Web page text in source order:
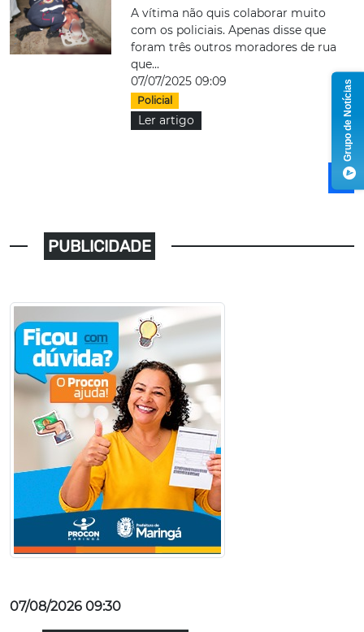
A vítima não quis colaborar muito
com os policiais. Apenas disse que
foram três outros moradores de rua
que...
07/07/2025 09:09
Policial
Ler artigo
1
PUBLICIDADE
07/08/2026 09:30
Grupo de Notícias